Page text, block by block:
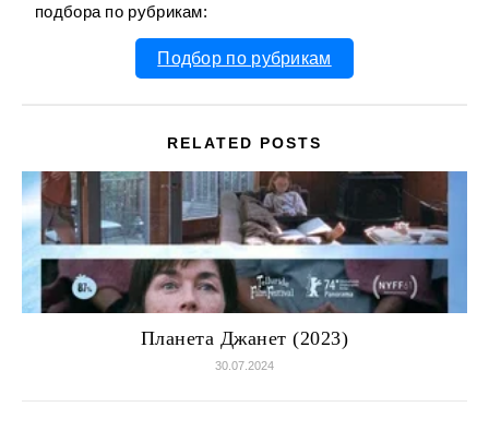
подбора по рубрикам:
Подбор по рубрикам
RELATED POSTS
Планета Джанет (2023)
30.07.2024